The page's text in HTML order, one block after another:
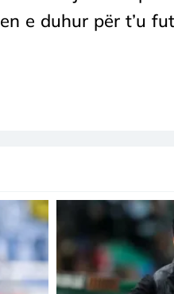
e duhur për t’u